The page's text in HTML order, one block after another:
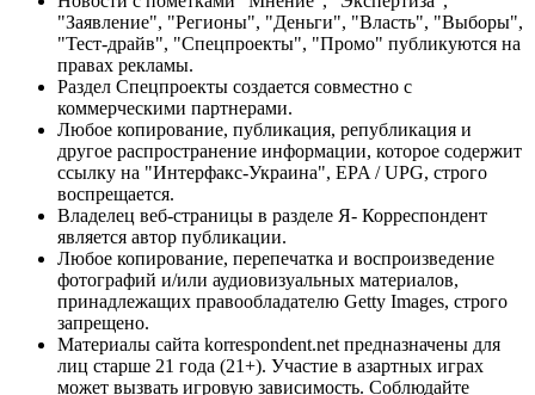
"Заявление", "Регионы", "Деньги", "Власть", "Выборы",
"Тест-драйв", "Спецпроекты", "Промо" публикуются на
правах рекламы.
Раздел Спецпроекты создается совместно с
коммерческими партнерами.
Любое копирование, публикация, републикация и
другое распространение информации, которое содержит
ссылку на "Интерфакс-Украина", EPA / UPG, строго
воспрещается.
Владелец веб-страницы в разделе Я- Корреспондент
является автор публикации.
Любое копирование, перепечатка и воспроизведение
фотографий и/или аудиовизуальных материалов,
принадлежащих правообладателю Getty Images, строго
запрещено.
Материалы сайта korrespondent.net предназначены для
лиц старше 21 года (21+). Участие в азартных играх
может вызвать игровую зависимость. Соблюдайте